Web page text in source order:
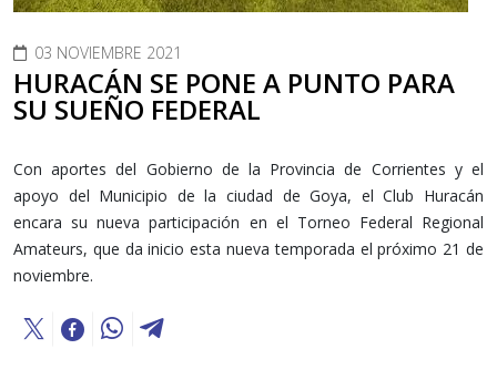
03 NOVIEMBRE 2021
HURACÁN SE PONE A PUNTO PARA
SU SUEÑO FEDERAL
Con aportes del Gobierno de la Provincia de Corrientes y el
apoyo del Municipio de la ciudad de Goya, el Club Huracán
encara su nueva participación en el Torneo Federal Regional
Amateurs, que da inicio esta nueva temporada el próximo 21 de
noviembre.